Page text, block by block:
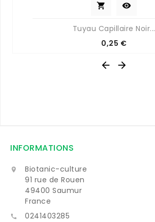
 
Tuyau Capillaire Noir...
Prix
0,25 €
 
INFORMATIONS

Biotanic-culture
91 rue de Rouen
49400 Saumur
France
 0241403285